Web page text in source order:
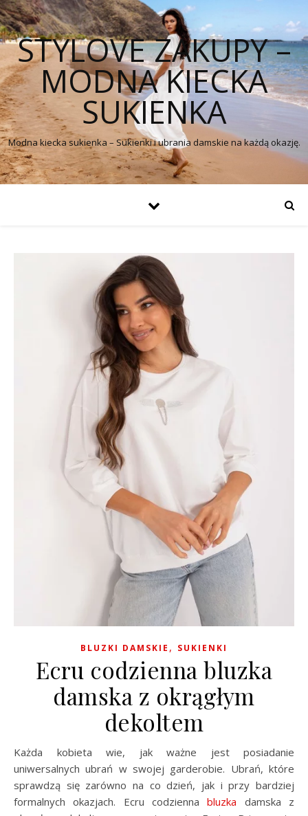
STYLOVE ZAKUPY –
MODNA KIECKA
SUKIENKA
Modna kiecka sukienka – Sukienki i ubrania damskie na każdą okazję.
BLUZKI DAMSKIE , SUKIENKI
Ecru codzienna bluzka
damska z okrągłym
dekoltem
Każda kobieta wie, jak ważne jest posiadanie
uniwersalnych ubrań w swojej garderobie. Ubrań, które
sprawdzą się zarówno na co dzień, jak i przy bardziej
formalnych okazjach. Ecru codziennabluzka damska z